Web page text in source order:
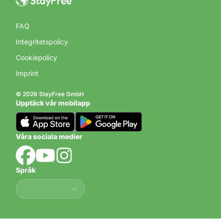
FAQ
Integritetspolicy
Cookiepolicy
Imprint
© 2026 StayFree GmbH
Upptäck vår mobilapp
Våra sociala medier
Språk
Språk